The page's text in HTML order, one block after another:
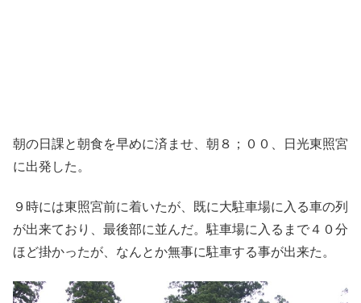
朝の日課と朝食を早めに済ませ、朝８；００、日光東照宮
に出発した。
９時には東照宮前に着いたが、既に大駐車場に入る車の列
が出来ており、最後部に並んだ。駐車場に入るまで４０分
ほど掛かったが、なんとか無事に駐車する事が出来た。